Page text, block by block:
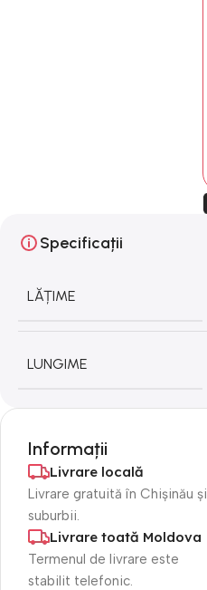
Specificații
LĂȚIME
LUNGIME
Informații
Livrare locală
Livrare gratuită în Chișinău și
suburbii.
Livrare toată Moldova
Termenul de livrare este
stabilit telefonic.